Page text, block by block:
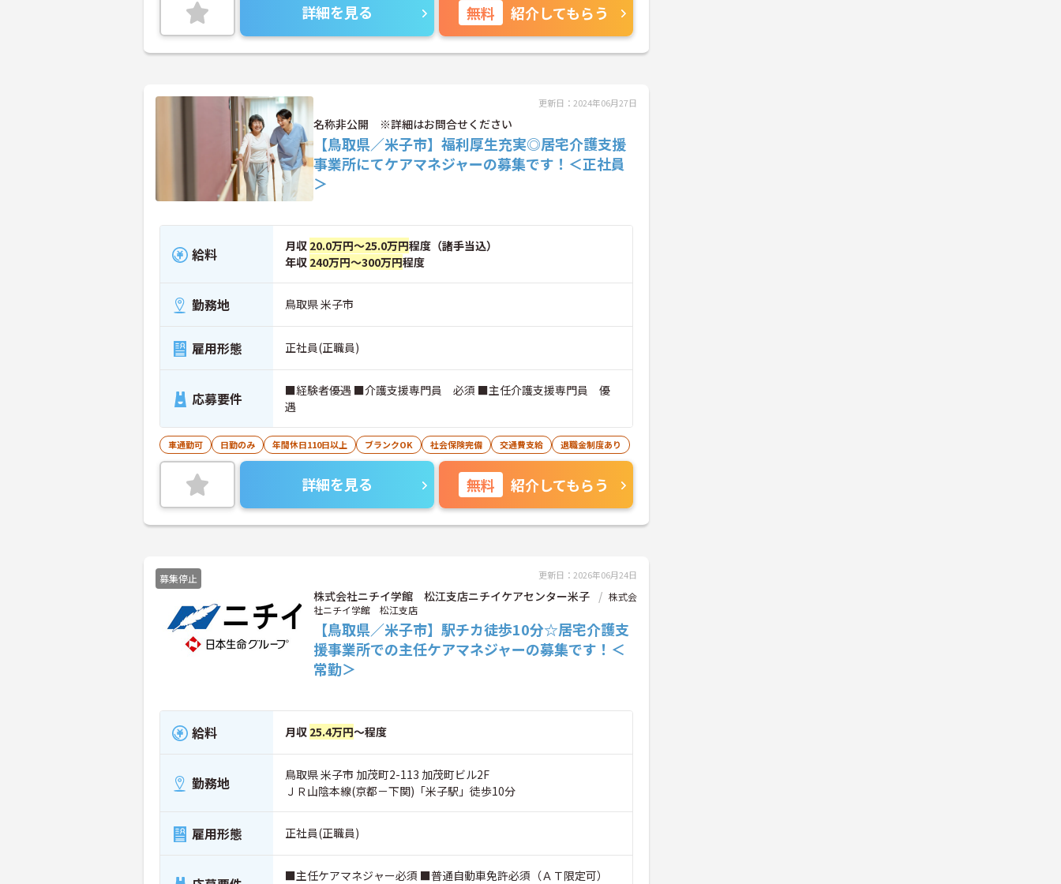
詳細を見る 無料 紹介してもらう
更新日：2024年06月27日
名称非公開 ※詳細はお問合せください
【鳥取県／米子市】福利厚生充実◎居宅介護支援
事業所にてケアマネジャーの募集です！＜正社員
＞
給料 月収 20.0万円～25.0万円程度（諸手当込）
年収 240万円～300万円程度
勤務地 鳥取県 米子市
雇用形態 正社員(正職員)
応募要件
■経験者優遇 ■介護支援専門員 必須 ■主任介護支援専門員 優
遇
車通勤可 日勤のみ 年間休日110日以上 ブランクOK 社会保険完備 交通費支給 退職金制度あり
詳細を見る 無料 紹介してもらう
募集停止 更新日：2026年06月24日
株式会社ニチイ学館 松江支店ニチイケアセンター米子
株式会
社ニチイ学館 松江支店
【鳥取県／米子市】駅チカ徒歩10分☆居宅介護支
援事業所での主任ケアマネジャーの募集です！＜
常勤＞
給料 月収 25.4万円～程度
勤務地
鳥取県 米子市 加茂町2-113 加茂町ビル2F
ＪＲ山陰本線(京都－下関)「米子駅」徒歩10分
雇用形態 正社員(正職員)
■主任ケアマネジャー必須 ■普通自動車免許必須（ＡＴ限定可）